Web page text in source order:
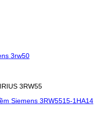
3RW55
Siemens 3RW5515-1HA14